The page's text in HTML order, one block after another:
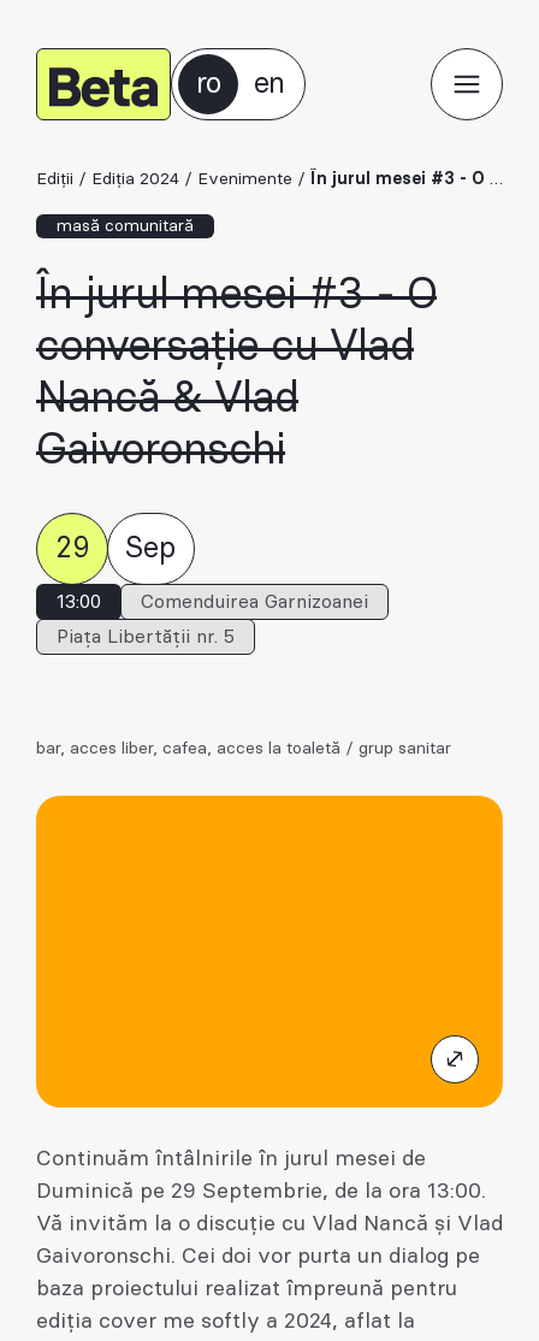
ro en
Ediții / Ediția 2024 / Evenimente / În jurul mesei #3 - O conversație cu Vlad Nancă & Vlad Gaivoronschi
masă comunitară
În jurul mesei #3 - O
conversație cu Vlad
Nancă & Vlad
Gaivoronschi
29 Sep
13:00
Comenduirea Garnizoanei
Piața Libertății nr. 5
bar, acces liber, cafea, acces la toaletă / grup sanitar
Continuăm întâlnirile în jurul mesei de
Duminică pe 29 Septembrie, de la ora 13:00.
Vă invităm la o discuție cu Vlad Nancă și Vlad
Gaivoronschi. Cei doi vor purta un dialog pe
baza proiectului realizat împreună pentru
ediția cover me softly a 2024, aflat la